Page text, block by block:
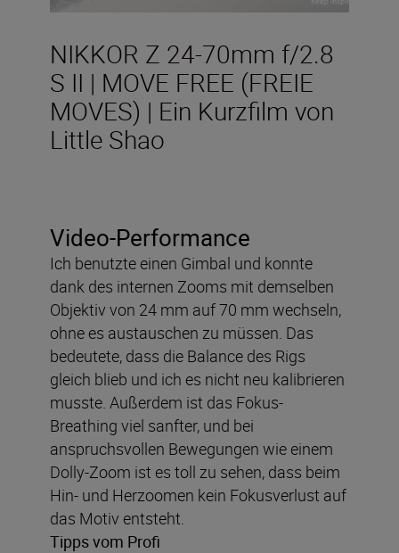
NIKKOR Z 24-70mm f/2.8
S II | MOVE FREE (FREIE
MOVES) | Ein Kurzfilm von
Little Shao
Video-Performance
Ich benutzte einen Gimbal und konnte
dank des internen Zooms mit demselben
Objektiv von 24 mm auf 70 mm wechseln,
ohne es austauschen zu müssen. Das
bedeutete, dass die Balance des Rigs
gleich blieb und ich es nicht neu kalibrieren
musste. Außerdem ist das Fokus-
Breathing viel sanfter, und bei
anspruchsvollen Bewegungen wie einem
Dolly-Zoom ist es toll zu sehen, dass beim
Hin- und Herzoomen kein Fokusverlust auf
das Motiv entsteht.
Tipps vom Profi